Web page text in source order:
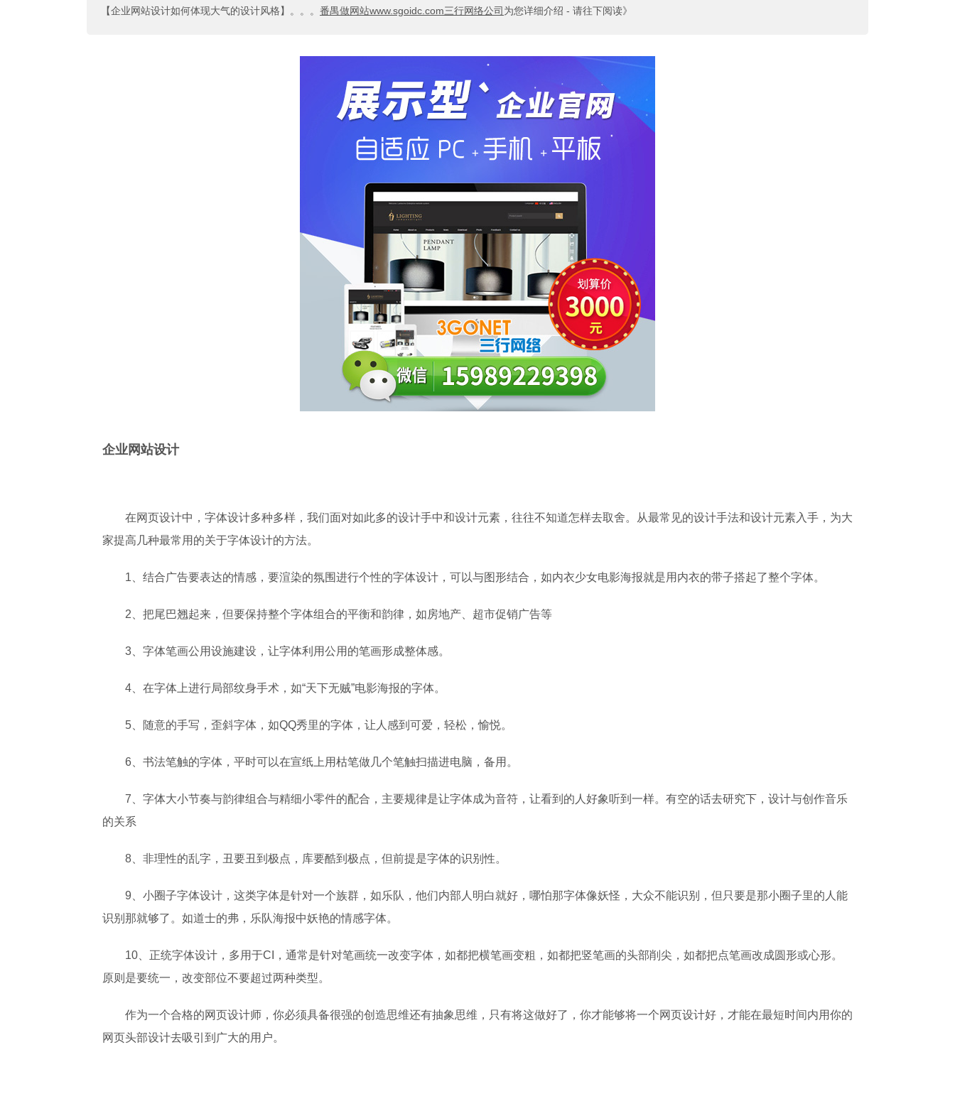
【企业网站设计如何体现大气的设计风格】 。。。 番禺做网站www.sgoidc.com三行网络公司 为您详细介绍 - 请往下阅读》
企业网站设计
在网页设计中，字体设计多种多样，我们面对如此多的设计手中和设计元素，往往不知道怎样去取舍。从最常见的设计手法和设计元素入手，为大
家提高几种最常用的关于字体设计的方法。
1、结合广告要表达的情感，要渲染的氛围进行个性的字体设计，可以与图形结合，如内衣少女电影海报就是用内衣的带子搭起了整个字体。
2、把尾巴翘起来，但要保持整个字体组合的平衡和韵律，如房地产、超市促销广告等
3、字体笔画公用设施建设，让字体利用公用的笔画形成整体感。
4、在字体上进行局部纹身手术，如“天下无贼”电影海报的字体。
5、随意的手写，歪斜字体，如QQ秀里的字体，让人感到可爱，轻松，愉悦。
6、书法笔触的字体，平时可以在宣纸上用枯笔做几个笔触扫描进电脑，备用。
7、字体大小节奏与韵律组合与精细小零件的配合，主要规律是让字体成为音符，让看到的人好象听到一样。有空的话去研究下，设计与创作音乐
的关系
8、非理性的乱字，丑要丑到极点，库要酷到极点，但前提是字体的识别性。
9、小圈子字体设计，这类字体是针对一个族群，如乐队，他们内部人明白就好，哪怕那字体像妖怪，大众不能识别，但只要是那小圈子里的人能
识别那就够了。如道士的弗，乐队海报中妖艳的情感字体。
10、正统字体设计，多用于CI，通常是针对笔画统一改变字体，如都把横笔画变粗，如都把竖笔画的头部削尖，如都把点笔画改成圆形或心形。
原则是要统一，改变部位不要超过两种类型。
作为一个合格的网页设计师，你必须具备很强的创造思维还有抽象思维，只有将这做好了，你才能够将一个网页设计好，才能在最短时间内用你的
网页头部设计去吸引到广大的用户。